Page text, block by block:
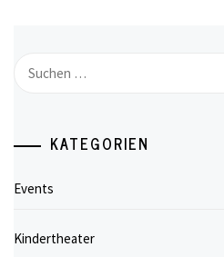
nach:
KATEGORIEN
Events
Kindertheater